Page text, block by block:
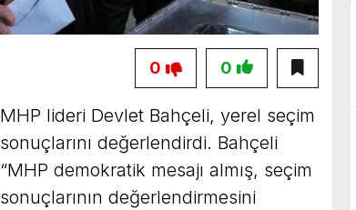
0
0
MHP lideri Devlet Bahçeli, yerel seçim
sonuçlarını değerlendirdi. Bahçeli
“MHP demokratik mesajı almış, seçim
sonuçlarının değerlendirmesini